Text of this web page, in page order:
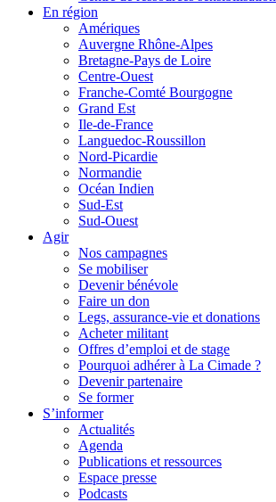
En région
Amériques
Auvergne Rhône-Alpes
Bretagne-Pays de Loire
Centre-Ouest
Franche-Comté Bourgogne
Grand Est
Ile-de-France
Languedoc-Roussillon
Nord-Picardie
Normandie
Océan Indien
Sud-Est
Sud-Ouest
Agir
Nos campagnes
Se mobiliser
Devenir bénévole
Faire un don
Legs, assurance-vie et donations
Acheter militant
Offres d’emploi et de stage
Pourquoi adhérer à La Cimade ?
Devenir partenaire
Se former
S’informer
Actualités
Agenda
Publications et ressources
Espace presse
Podcasts